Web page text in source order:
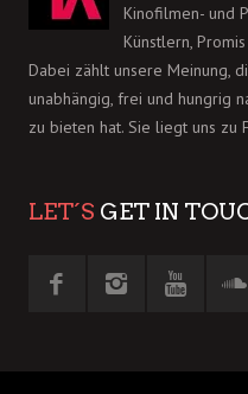
Kinofilmen- und
Künstlern,
Dabei zählt unsere Meinung,
unabhängig, frei und hungrig
zu bieten hat. Sie liegt uns zu
LET´S GET IN